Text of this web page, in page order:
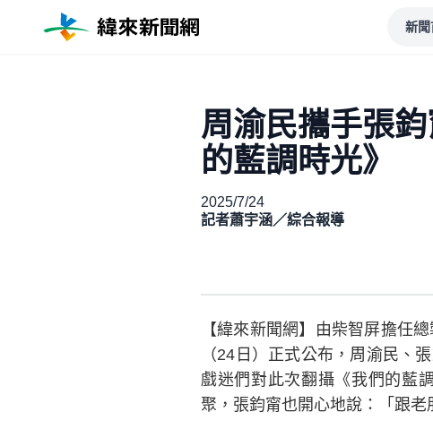
新聞
周渝民攜手張
的藍調時光》
2025/7/24
記者蕭宇涵／綜合報導
【緯來新聞網】由柴智屏擔任
（24日）正式公布，周渝民、
戲迷們對此次翻攝《我們的藍
聚，張鈞甯也開心地說：「跟老